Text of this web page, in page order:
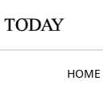
HOME